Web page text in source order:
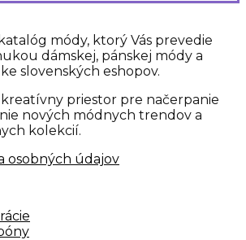
módy, ktorý Vás prevedie
dámskej, pánskej módy a
slovenských eshopov.
priestor pre načerpanie
nových módnych trendov a
kolekcií.
osobných údajov